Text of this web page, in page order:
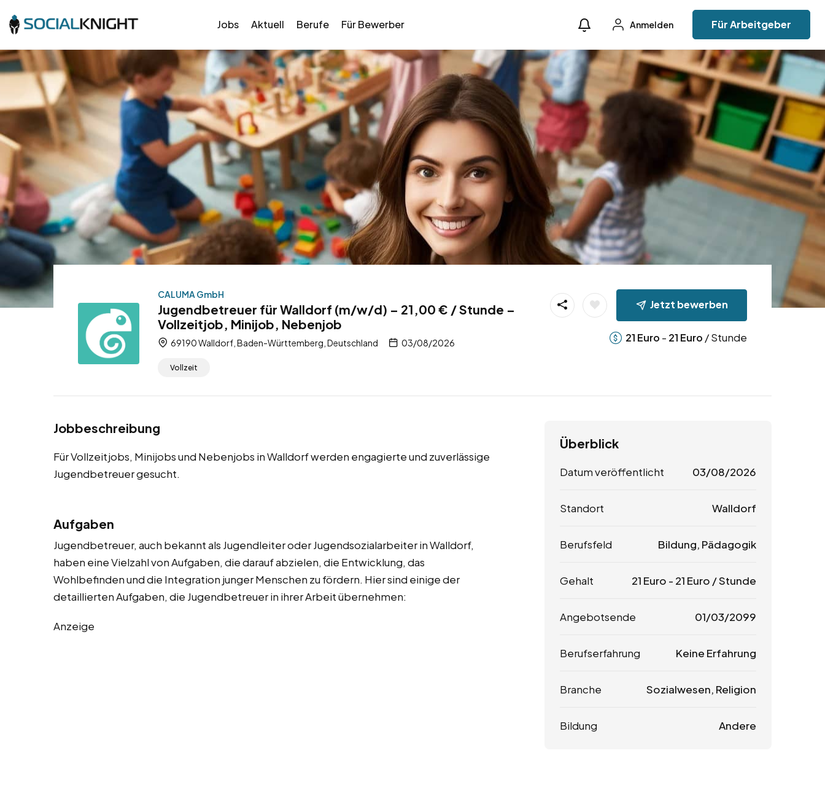
Jobs Aktuell Berufe Für Bewerber Anmelden Für Arbeitgeber
CALUMA GmbH
Jugendbetreuer für Walldorf (m/w/d) – 21,00 € / Stunde –
Vollzeitjob, Minijob, Nebenjob
69190 Walldorf, Baden-Württemberg, Deutschland 03/08/2026
Vollzeit
Jetzt bewerben
21 Euro - 21 Euro / Stunde
Jobbeschreibung
Für Vollzeitjobs, Minijobs und Nebenjobs in Walldorf werden engagierte und zuverlässige
Jugendbetreuer gesucht.
Aufgaben
Jugendbetreuer, auch bekannt als Jugendleiter oder Jugendsozialarbeiter in Walldorf,
haben eine Vielzahl von Aufgaben, die darauf abzielen, die Entwicklung, das
Wohlbefinden und die Integration junger Menschen zu fördern. Hier sind einige der
detaillierten Aufgaben, die Jugendbetreuer in ihrer Arbeit übernehmen:
Anzeige
Überblick
Datum veröffentlicht 03/08/2026
Standort Walldorf
Berufsfeld Bildung, Pädagogik
Gehalt 21 Euro - 21 Euro / Stunde
Angebotsende 01/03/2099
Berufserfahrung Keine Erfahrung
Branche Sozialwesen, Religion
Bildung Andere